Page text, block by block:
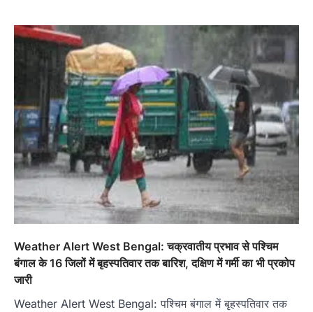
Weather Alert West Bengal: चक्रवातीय प्रभाव से पश्चिम
बंगाल के 16 जिलों में बृहस्पतिवार तक बारिश, दक्षिण में गर्मी का भी प्रकोप
जारी
Weather Alert West Bengal: पश्चिम बंगाल में बृहस्पतिवार तक